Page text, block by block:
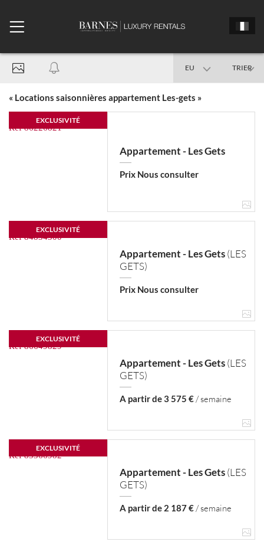
TRIER
EU
Appartement
Une référence ?
« Locations saisonnières appartement Les-gets »
EXCLUSIVITÉ
Appartement - Les Gets
Prix Nous consulter
EXCLUSIVITÉ
Appartement - Les Gets(LES
GETS)
Prix Nous consulter
EXCLUSIVITÉ
Appartement - Les Gets(LES
GETS)
A partir de 3 575 € / semaine
EXCLUSIVITÉ
Appartement - Les Gets(LES
GETS)
A partir de 2 187 € / semaine